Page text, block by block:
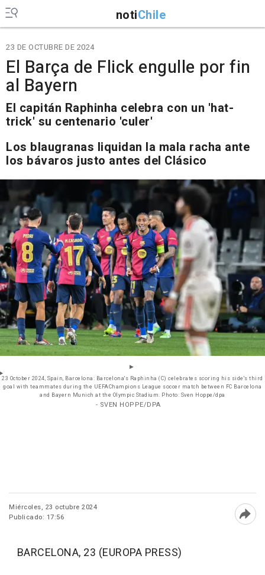
notiChile
23 DE OCTUBRE DE 2024
El Barça de Flick engulle por fin
al Bayern
El capitán Raphinha celebra con un 'hat-
trick' su centenario 'culer'
Los blaugranas liquidan la mala racha ante
los bávaros justo antes del Clásico
23 October 2024, Spain, Barcelona: Barcelona's Raphinha (C) celebrates scoring his side's third
goal with teammates during the UEFAChampions League soccer match between FC Barcelona
and Bayern Munich at the Olympic Stadium. Photo: Sven Hoppe/dpa
- SVEN HOPPE/DPA
Miércoles, 23 octubre 2024
Publicado: 17:56
BARCELONA, 23 (EUROPA PRESS)